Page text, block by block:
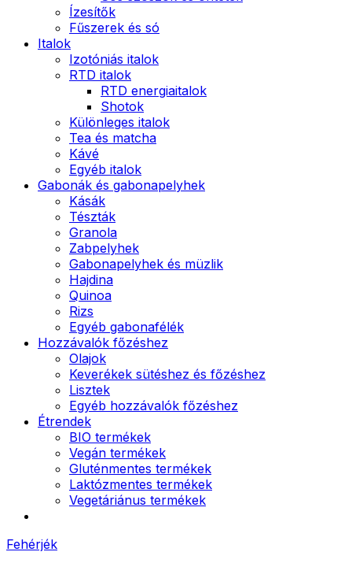
Ízesítők
Fűszerek és só
Italok
Izotóniás italok
RTD italok
RTD energiaitalok
Shotok
Különleges italok
Tea és matcha
Kávé
Egyéb italok
Gabonák és gabonapelyhek
Kásák
Tészták
Granola
Zabpelyhek
Gabonapelyhek és müzlik
Hajdina
Quinoa
Rizs
Egyéb gabonafélék
Hozzávalók főzéshez
Olajok
Keverékek sütéshez és főzéshez
Lisztek
Egyéb hozzávalók főzéshez
Étrendek
BIO termékek
Vegán termékek
Gluténmentes termékek
Laktózmentes termékek
Vegetáriánus termékek
Fehérjék